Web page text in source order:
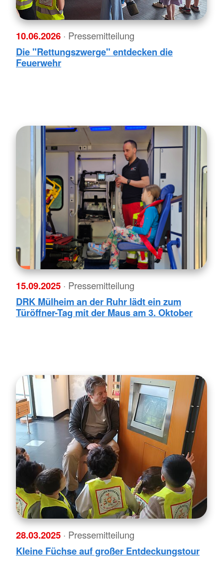
10.06.2026 · Pressemitteilung
Die "Rettungszwerge" entdecken die
Feuerwehr
15.09.2025 · Pressemitteilung
DRK Mülheim an der Ruhr lädt ein zum
Türöffner-Tag mit der Maus am 3. Oktober
28.03.2025 · Pressemitteilung
Kleine Füchse auf großer Entdeckungstour